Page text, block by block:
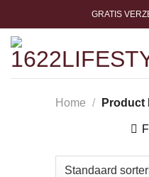
naar
inhoud
GRATIS
Home / Product